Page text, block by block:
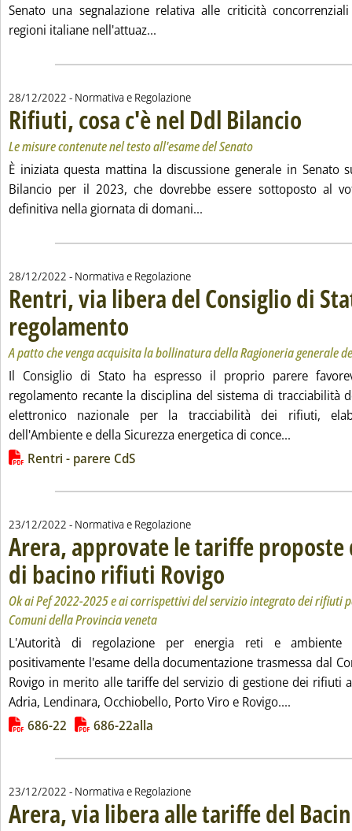
Senato una segnalazione relativa alle criticità
regioni italiane nell'attuaz...
28/12/2022 - Normativa e Regolazione
Rifiuti, cosa c'è nel Ddl Bilancio
Le misure contenute nel testo all'esame del Senato
È iniziata questa mattina la discussione generale in Senato
Bilancio per il 2023, che dovrebbe essere sottoposto al
definitiva nella giornata di domani...
28/12/2022 - Normativa e Regolazione
Rentri, via libera del Consiglio di
regolamento . Sottotitolo: A patto che venga acquisita la bollinatura
. Pubblicata mercoledì 28 dicembre 2022 alle 15.8.
A patto che venga acquisita la bollinatura della Ragioneria generale
Il Consiglio di Stato ha espresso il proprio parere
regolamento recante la disciplina del sistema di tracciabilità
elettronico nazionale per la tracciabilità dei rifiuti,
dell'Ambiente e della Sicurezza energetica di conce...
Lista allegati PDF alla notizia
Rentri - parere CdS
23/12/2022 - Normativa e Regolazione
Arera, approvate le tariffe proposte
di bacino rifiuti Rovigo . Sottotitolo: Ok ai Pef 2022-
. Pubblicata venerdì 23
Ok ai Pef 2022-2025 e ai corrispettivi del servizio integrato dei rifiuti
Comuni della Provincia veneta
L'Autorità di regolazione per energia reti e ambiente
positivamente l'esame della documentazione trasmessa dal
Rovigo in merito alle tariffe del servizio di gestione dei rifiuti
Adria, Lendinara, Occhiobello, Porto Viro e Rovigo....
Lista allegati PDF alla notizia
686-22 686-22alla
23/12/2022 - Normativa e Regolazione
Arera, via libera alle tariffe del